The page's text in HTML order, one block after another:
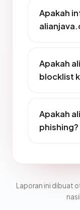
Apakah
Apakah
blocklist
Apakah
phishing?
Laporan ini dibuat